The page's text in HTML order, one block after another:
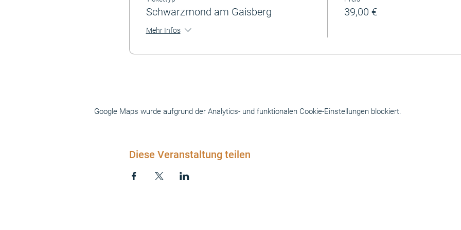
Schwarzmond am Gaisberg
Mehr Infos
39,00 €
Google Maps wurde aufgrund der Analytics- und funktionalen Cookie-Einstellungen blockiert.
Diese Veranstaltung teilen